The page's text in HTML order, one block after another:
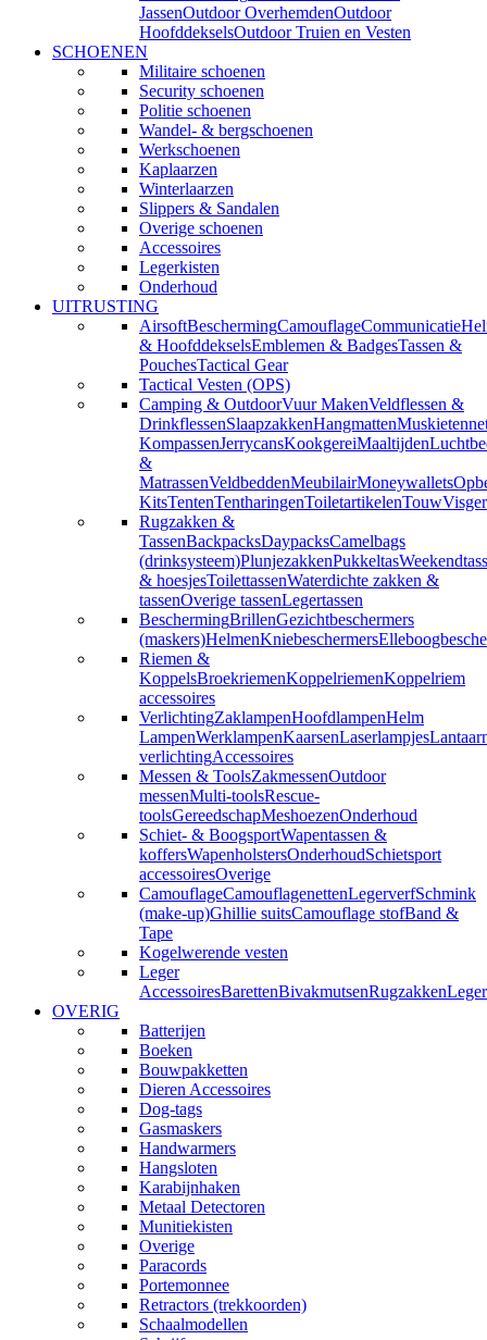
JassenOutdoor OverhemdenOutdoor
HoofddekselsOutdoor Truien en Vesten
SCHOENEN
Militaire schoenen
Security schoenen
Politie schoenen
Wandel- & bergschoenen
Werkschoenen
Kaplaarzen
Winterlaarzen
Slippers & Sandalen
Overige schoenen
Accessoires
Legerkisten
Onderhoud
UITRUSTING
AirsoftBeschermingCamouflageCommunicatie
& HoofddekselsEmblemen & BadgesTassen &
PouchesTactical Gear
Tactical Vesten (OPS)
Camping & OutdoorVuur MakenVeldflessen &
DrinkflessenSlaapzakkenHangmatten
KompassenJerrycansKookgereiMaaltijden
&
MatrassenVeldbeddenMeubilairMoneywallets
KitsTentenTentharingenToiletartikelenTouw
Rugzakken &
TassenBackpacksDaypacksCamelbags
(drinksysteem)PlunjezakkenPukkeltas
& hoesjesToilettassenWaterdichte zakken &
tassenOverige tassenLegertassen
BeschermingBrillenGezichtbeschermers
(maskers)HelmenKniebeschermers
Riemen &
KoppelsBroekriemenKoppelriemenKoppelriem
accessoires
VerlichtingZaklampenHoofdlampenHelm
LampenWerklampenKaarsenLaserlampjes
verlichtingAccessoires
Messen & ToolsZakmessenOutdoor
messenMulti-toolsRescue-
toolsGereedschapMeshoezenOnderhoud
Schiet- & BoogsportWapentassen &
koffersWapenholstersOnderhoudSchietsport
accessoiresOverige
CamouflageCamouflagenettenLegerverfSchmink
(make-up)Ghillie suitsCamouflage stofBand &
Tape
Kogelwerende vesten
Leger
AccessoiresBarettenBivakmutsenRugzakken
OVERIG
Batterijen
Boeken
Bouwpakketten
Dieren Accessoires
Dog-tags
Gasmaskers
Handwarmers
Hangsloten
Karabijnhaken
Metaal Detectoren
Munitiekisten
Overige
Paracords
Portemonnee
Retractors (trekkoorden)
Schaalmodellen